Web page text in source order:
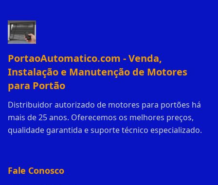
PortaoAutomatico.com - Venda,
Instalação e Manutenção de Motores
para Portão
Distribuidor autorizado de motores para portões há
mais de 25 anos. Oferecemos os melhores preços,
qualidade garantida e suporte técnico especializado.
Fale Conosco